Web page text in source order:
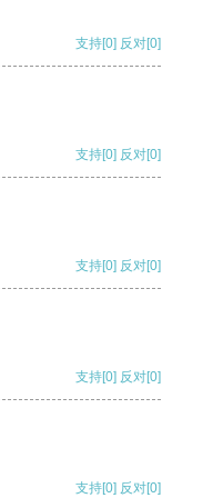
支持[0] 反对[0]
支持[0] 反对[0]
支持[0] 反对[0]
支持[0] 反对[0]
支持[0] 反对[0]